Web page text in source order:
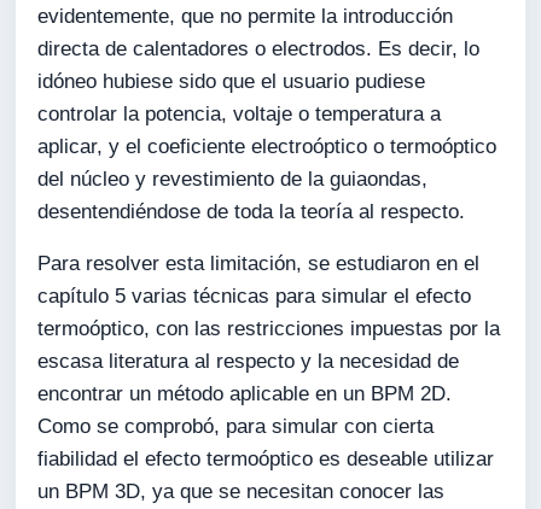
evidentemente, que no permite la introducción
directa de calentadores o electrodos. Es decir, lo
idóneo hubiese sido que el usuario pudiese
controlar la potencia, voltaje o temperatura a
aplicar, y el coeficiente electroóptico o termoóptico
del núcleo y revestimiento de la guiaondas,
desentendiéndose de toda la teoría al respecto.
Para resolver esta limitación, se estudiaron en el
capítulo 5 varias técnicas para simular el efecto
termoóptico, con las restricciones impuestas por la
escasa literatura al respecto y la necesidad de
encontrar un método aplicable en un BPM 2D.
Como se comprobó, para simular con cierta
fiabilidad el efecto termoóptico es deseable utilizar
un BPM 3D, ya que se necesitan conocer las